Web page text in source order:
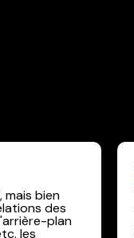
mais bien
des
plan
les